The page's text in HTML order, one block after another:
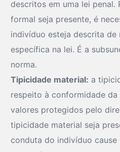
descritos em uma lei penal.
formal seja presente, é
indivíduo esteja descrita de
específica na lei. É a
norma.
Tipicidade material: a
respeito à conformidade
valores protegidos pelo
tipicidade material seja
conduta do indivíduo cause